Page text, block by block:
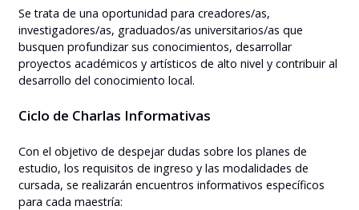
Se trata de una oportunidad para creadores/as,
investigadores/as, graduados/as universitarios/as que
busquen profundizar sus conocimientos, desarrollar
proyectos académicos y artísticos de alto nivel y contribuir al
desarrollo del conocimiento local.
Ciclo de Charlas Informativas
Con el objetivo de despejar dudas sobre los planes de
estudio, los requisitos de ingreso y las modalidades de
cursada, se realizarán encuentros informativos específicos
para cada maestría: